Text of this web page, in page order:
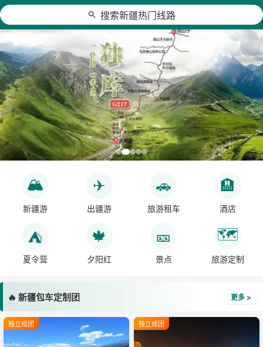
搜索新疆热门线路
新疆旅游线路_包车拼车_跟团
🏔
新疆游
✈
出疆游
🚗
旅游租车
🏨
酒店
⛺
夏令营
🍁
夕阳红
🎫
景点
🗺
旅游定制
🔥 新疆包车定制团 更多 >
独立成团 独立成团